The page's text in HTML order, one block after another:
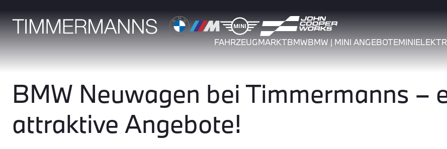
FAHRZEUGMARKTBMWBMW | MINI ANGEBOTEMINI
BMW Neuwagen bei Timmermanns –
attraktive Angebote!